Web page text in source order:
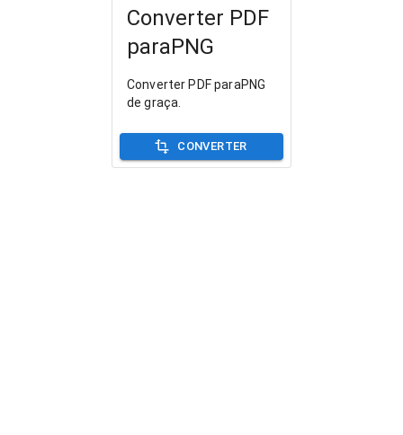
Converter PDF
paraPNG
Converter PDF paraPNG
de graça.
CONVERTER